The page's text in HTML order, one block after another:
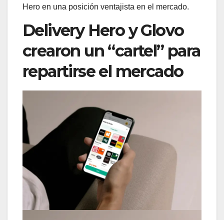
Hero en una posición ventajista en el mercado.
Delivery Hero y Glovo
crearon un “cartel” para
repartirse el mercado